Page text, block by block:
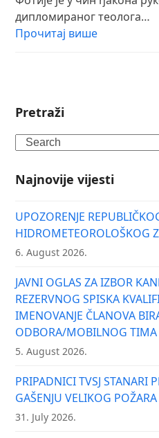
дипломираног теолога…
Прочитај више
Pretraži
Search
Najnovije vijesti
UPOZORENJE
HIDROMETEOROLOŠKOG
6. August 2026.
JAVNI OGLAS ZA IZBOR
REZERVNOG SPISKA
IMENOVANJE ČLANOVA
ODBORA/MOBILNOG TIMA
5. August 2026.
PRIPADNICI TVSJ STANARI
GAŠENJU VELIKOG
31. July 2026.